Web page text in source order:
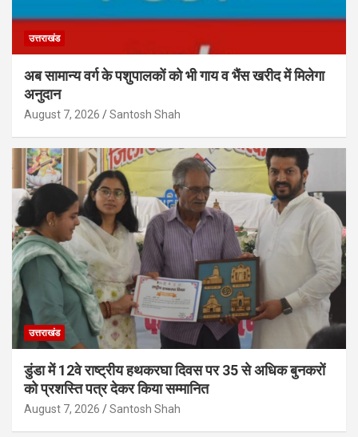
उत्तराखंड
अब सामान्य वर्ग के पशुपालकों को भी गाय व भैंस खरीद में मिलेगा
अनुदान
August 7, 2026 Santosh Shah
उत्तराखंड
डुंडा में 12वे राष्ट्रीय हथकरघा दिवस पर 35 से अधिक बुनकरों
को प्रशस्ति पत्र देकर किया सम्मानित
August 7, 2026 Santosh Shah